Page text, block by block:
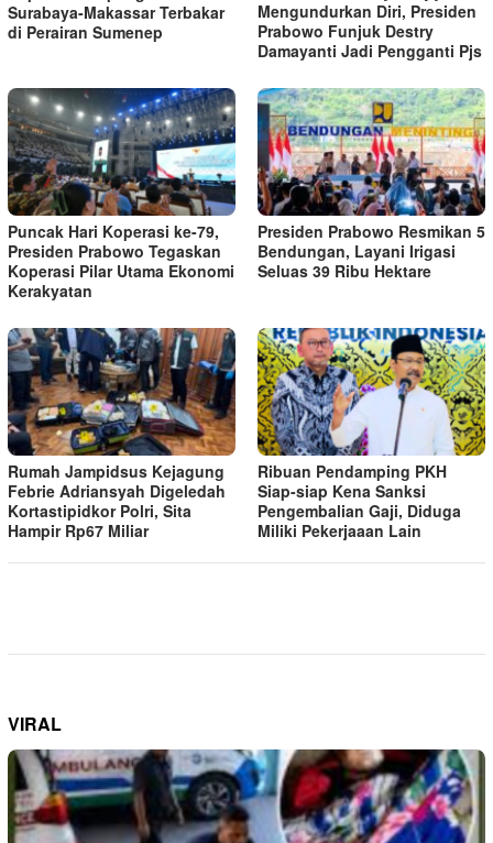
Surabaya-Makassar Terbakar
di Perairan Sumenep
Mengundurkan Diri, Presiden
Prabowo Funjuk Destry
Damayanti Jadi Pengganti Pjs
Puncak Hari Koperasi ke-79,
Presiden Prabowo Tegaskan
Koperasi Pilar Utama Ekonomi
Kerakyatan
Presiden Prabowo Resmikan 5
Bendungan, Layani Irigasi
Seluas 39 Ribu Hektare
Rumah Jampidsus Kejagung
Febrie Adriansyah Digeledah
Kortastipidkor Polri, Sita
Hampir Rp67 Miliar
Ribuan Pendamping PKH
Siap-siap Kena Sanksi
Pengembalian Gaji, Diduga
Miliki Pekerjaaan Lain
VIRAL